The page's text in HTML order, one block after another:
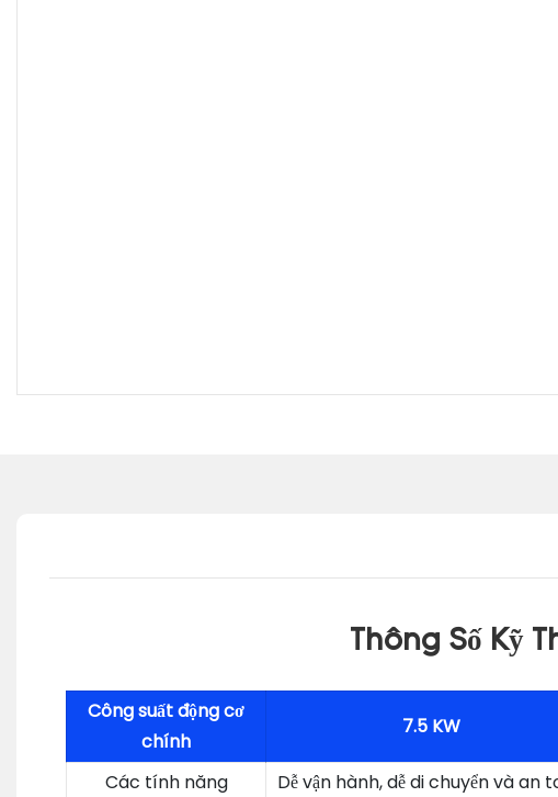
Thông Số Kỹ
Công suất động cơ
chính
7.5 KW
Các tính năng
Dễ vận hành, dễ di chuyển và an